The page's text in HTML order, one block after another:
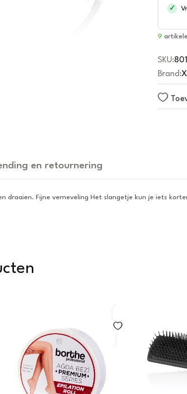
✓
9
SKU:
Brand:
en retournering
draaien. Fijne verneveling Het slangetje kun je iets